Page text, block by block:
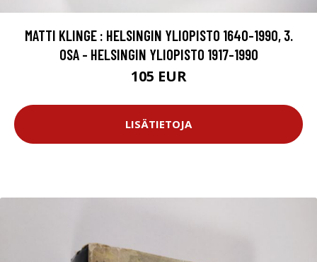
MATTI KLINGE : HELSINGIN YLIOPISTO 1640-1990, 3.
OSA - HELSINGIN YLIOPISTO 1917-1990
105 EUR
LISÄTIETOJA